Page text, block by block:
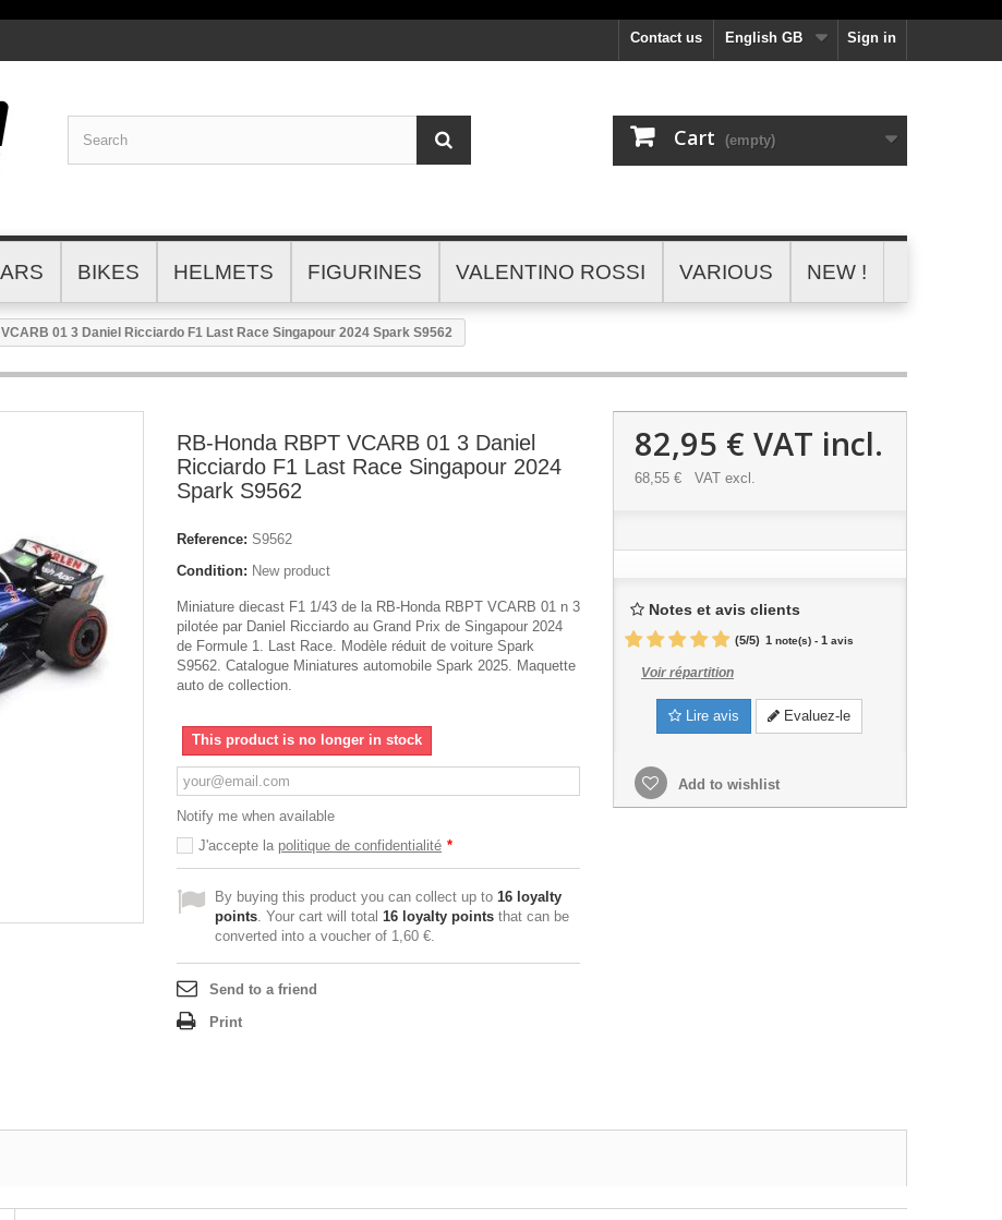
Sign in
English GB
Contact us
Cart (empty)
BIKES HELMETS FIGURINES VALENTINO ROSSI VARIOUS NEW !
01 3 Daniel Ricciardo F1 Last Race Singapour 2024 Spark S9562
RB-Honda RBPT VCARB 01 3 Daniel
Ricciardo F1 Last Race Singapour 2024
Spark S9562
Reference: S9562
Condition: New product
Miniature diecast F1 1/43 de la RB-Honda RBPT VCARB 01 n 3
pilotée par Daniel Ricciardo au Grand Prix de Singapour 2024
de Formule 1. Last Race. Modèle réduit de voiture Spark
S9562. Catalogue Miniatures automobile Spark 2025. Maquette
auto de collection.
This product is no longer in stock
Notify me when available
J'accepte la politique de confidentialité *
By buying this product you can collect up to 16 loyalty
points. Your cart will total 16 loyalty points that can be
converted into a voucher of 1,60 €.
Send to a friend
Print
82,95 € VAT incl.
68,55 € VAT excl.
Notes et avis clients
(5/5) 1 note(s) - 1 avis
Voir répartition
Lire avis Evaluez-le
Add to wishlist